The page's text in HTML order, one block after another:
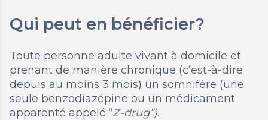
Qui peut en bénéficier?
Toute personne adulte vivant à domicile et
prenant de manière chronique (c’est-à-dire
depuis au moins 3 mois) un somnifère (une
seule benzodiazépine ou un médicament
apparenté appelé “Z-drug”).